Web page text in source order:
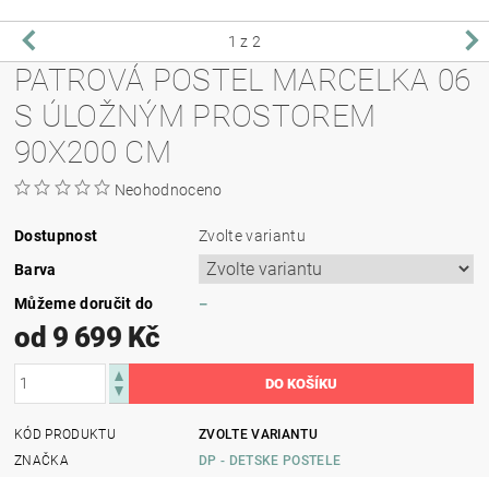
1 z 2
PATROVÁ POSTEL MARCELKA 06
S ÚLOŽNÝM PROSTOREM
90X200 CM
Neohodnoceno
Dostupnost
Zvolte variantu
Barva
Můžeme doručit do
–
od 9 699 Kč
KÓD PRODUKTU
ZVOLTE VARIANTU
ZNAČKA
DP - DETSKE POSTELE